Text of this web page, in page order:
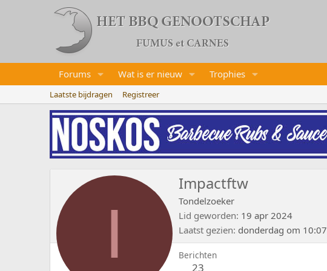
Forums Wat is er nieuw Trophies
Laatste bijdragen Registreer
I
Impactftw
Tondelzoeker
Lid geworden 19 apr 2024
Laatst gezien donderdag om 10:07
Berichten
23